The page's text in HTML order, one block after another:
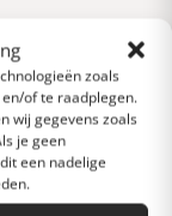
zoals
of te raadplegen.
wij gegevens zoals
je geen
een nadelige